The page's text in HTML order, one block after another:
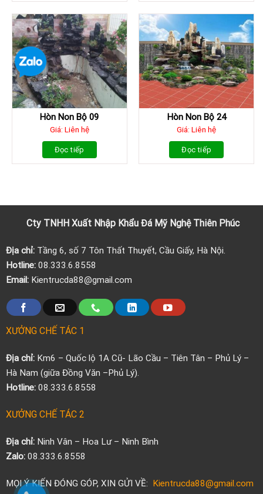
Hòn Non Bộ 09
Giá: Liên hệ
Đọc tiếp
Hòn Non Bộ 24
Giá: Liên hệ
Đọc tiếp
Cty TNHH Xuất Nhập Khẩu ĐáMỹ Nghệ Thiên Phúc
Địa chỉ: Tầng 6, số 7 Tôn Thất Thuyết, Cầu Giấy, Hà Nội.
Hotline:08.333.6.8558
Email: Kientrucda88@gmail.com
XƯỞNG CHẾ TÁC 1
Địa chỉ:Km6 – Quốc lộ 1A Cũ- Lão Cầu – Tiên Tân – Phủ Lý –
Hà Nam (giữa Đồng Văn –Phủ Lý).
Hotline: 08.333.6.8558
XƯỞNG CHẾ TÁC 2
Địa chỉ:Ninh Vân – Hoa Lư – Ninh Bình
Zalo: 08.333.6.8558
MỌI Ý KIẾN ĐÓNG GÓP, XIN GỬI VỀ: Kientrucda88@gmail.com